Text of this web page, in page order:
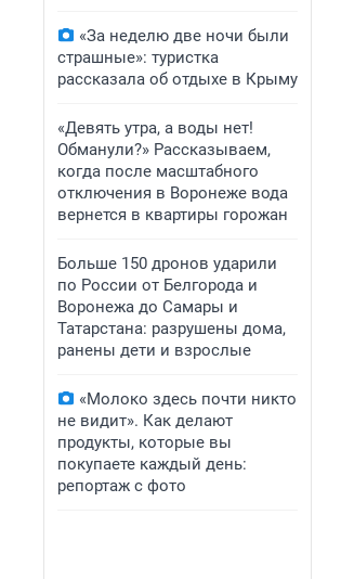
«За неделю две ночи были
страшные»: туристка
рассказала об отдыхе в Крыму
«Девять утра, а воды нет!
Обманули?» Рассказываем,
когда после масштабного
отключения в Воронеже вода
вернется в квартиры горожан
Больше 150 дронов ударили
по России от Белгорода и
Воронежа до Самары и
Татарстана: разрушены дома,
ранены дети и взрослые
«Молоко здесь почти никто
не видит». Как делают
продукты, которые вы
покупаете каждый день:
репортаж с фото